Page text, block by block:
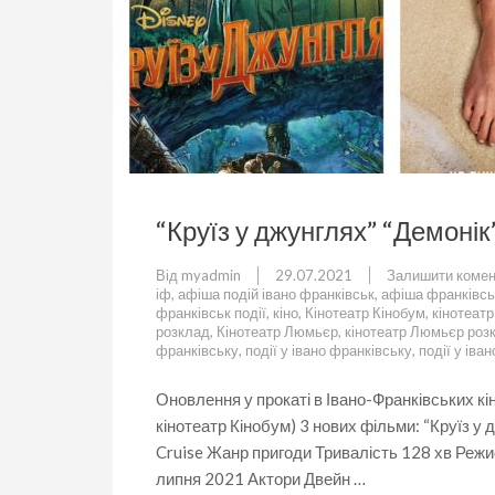
“Круїз у джунглях”
Від myadmin 29.07.2021 Залишити
іф, афіша подій івано франківськ, афіша
франківськ події, кіно, Кінотеатр Кінобум,
розклад, Кінотеатр Люмьєр, кінотеатр Люмьєр
франківську, події у івано франківську, події у
Оновлення у прокаті в Івано-Франківських
кінотеатр Кінобум) 3 нових фільми: “Круїз у
Cruise Жанр пригоди Тривалість 128 хв
липня 2021 Актори Двейн …